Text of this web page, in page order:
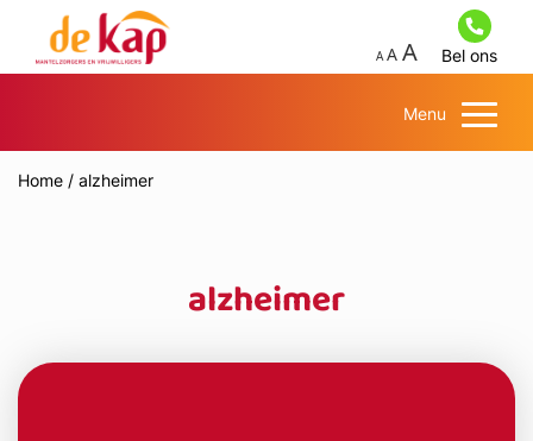
Bel ons
Menu
Home / alzheimer
alzheimer